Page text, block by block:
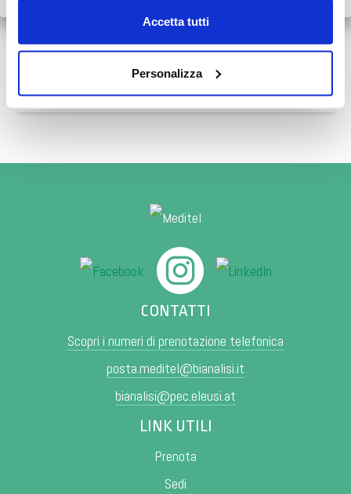
Accetta tutti
Personalizza
Consulta i numeri da contattare
CONTATTI
Scopri i numeri di prenotazione telefonica
posta.meditel@bianalisi.it
bianalisi@pec.eleusi.at
LINK UTILI
Prenota
Sedi